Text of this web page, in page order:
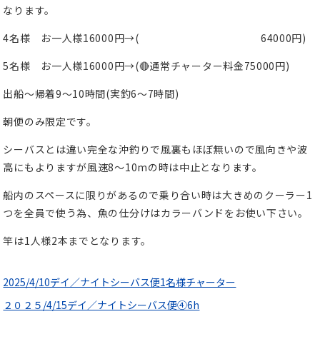
なります。
4名様 お一人様16000円→(
64000円)
5名様 お一人様16000円→(🔴通常チャーター料金75000円)
出船〜帰着9〜10時間(実釣6〜7時間)
朝便のみ限定です。
シーバスとは違い完全な沖釣りで風裏もほぼ無いので風向きや波
高にもよりますが風速8〜10mの時は中止となります。
船内のスペースに限りがあるので乗り合い時は大きめのクーラー1
つを全員で使う為、魚の仕分けはカラーバンドをお使い下さい。
竿は1人様2本までとなります。
2025/4/10デイ／ナイトシーバス便1名様チャーター
２０２５/4/15デイ／ナイトシーバス便④6h